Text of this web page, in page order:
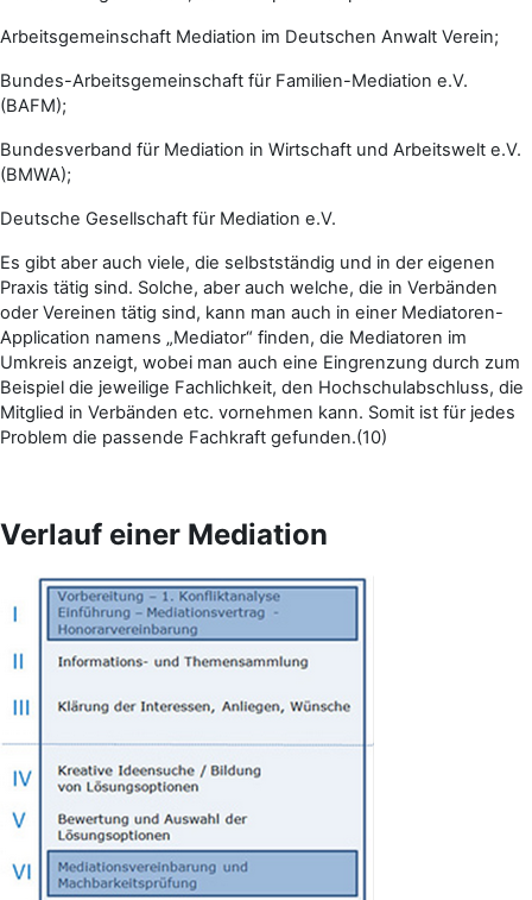
Arbeitsgemeinschaft Mediation im Deutschen Anwalt Verein;
Bundes-Arbeitsgemeinschaft für Familien-Mediation e.V.
(BAFM);
Bundesverband für Mediation in Wirtschaft und Arbeitswelt e.V.
(BMWA);
Deutsche Gesellschaft für Mediation e.V.
Es gibt aber auch viele, die selbstständig und in der eigenen
Praxis tätig sind. Solche, aber auch welche, die in Verbänden
oder Vereinen tätig sind, kann man auch in einer Mediatoren-
Application namens „Mediator“ finden, die Mediatoren im
Umkreis anzeigt, wobei man auch eine Eingrenzung durch zum
Beispiel die jeweilige Fachlichkeit, den Hochschulabschluss, die
Mitglied in Verbänden etc. vornehmen kann. Somit ist für jedes
Problem die passende Fachkraft gefunden.(10)
Verlauf einer Mediation